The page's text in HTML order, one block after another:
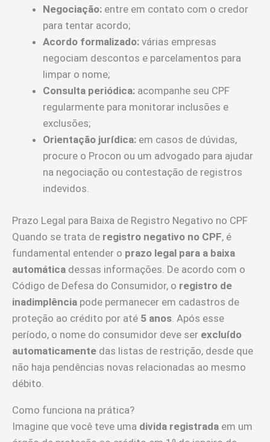
Negociação: entre em contato com o credor
para tentar acordo;
Acordo formalizado: várias empresas
negociam descontos e parcelamentos para
limpar o nome;
Consulta periódica: acompanhe seu CPF
regularmente para monitorar inclusões e
exclusões;
Orientação jurídica: em casos de dúvidas,
procure o Procon ou um advogado para ajudar
na negociação ou contestação de registros
indevidos.
Prazo Legal para Baixa de Registro Negativo no CPF
Quando se trata de registro negativo no CPF, é
fundamental entender o prazo legal para a baixa
automática dessas informações. De acordo com o
Código de Defesa do Consumidor, o registro de
inadimplência pode permanecer em cadastros de
proteção ao crédito por até 5 anos . Após esse
período, o nome do consumidor deve ser excluído
automaticamente das listas de restrição, desde que
não haja pendências novas relacionadas ao mesmo
débito.
Como funciona na prática?
Imagine que você teve uma divida registrada em um